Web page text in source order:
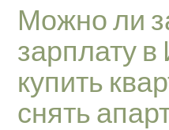
Можно ли
зарплату
купить
снять